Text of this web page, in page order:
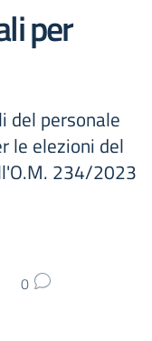
per
del personale
le elezioni del
234/2023
0